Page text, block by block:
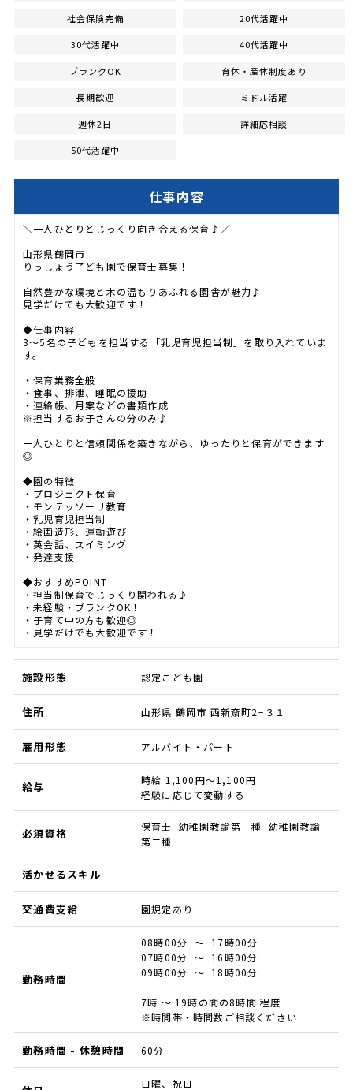
社会保険完備 20代活躍中
30代活躍中 40代活躍中
ブランクOK 育休・産休制度あり
長期歓迎 ミドル活躍
週休2日 詳細応相談
50代活躍中
仕事内容
＼一人ひとりとじっくり向き合える保育♪／
山形県鶴岡市
りっしょう子ども園で保育士募集！
自然豊かな環境と木の温もりあふれる園舎が魅力♪
見学だけでも大歓迎です！
◆仕事内容
3～5名の子どもを担当する「乳児育児担当制」を取り入れていま
す。
・保育業務全般
・食事、排泄、睡眠の援助
・連絡帳、月案などの書類作成
※担当するお子さんの分のみ♪
一人ひとりと信頼関係を築きながら、ゆったりと保育ができます
◎
◆園の特徴
・プロジェクト保育
・モンテッソーリ教育
・乳児育児担当制
・絵画造形、運動遊び
・英会話、スイミング
・発達支援
◆おすすめPOINT
・担当制保育でじっくり関われる♪
・未経験・ブランクOK！
・子育て中の方も歓迎◎
・見学だけでも大歓迎です！
施設形態 認定こども園
住所 山形県 鶴岡市 西新斎町2−３１
雇用形態 アルバイト・パート
給与
時給 1,100円～1,100円
経験に応じて変動する
必須資格
保育士 幼稚園教諭第一種 幼稚園教諭
第二種
活かせるスキル
交通費支給 園規定あり
勤務時間
08時00分 ～ 17時00分
07時00分 ～ 16時00分
09時00分 ～ 18時00分
7時 ～ 19時の間の8時間 程度
※時間帯・時間数ご相談ください
勤務時間 - 休憩時間 60分
日曜、祝日